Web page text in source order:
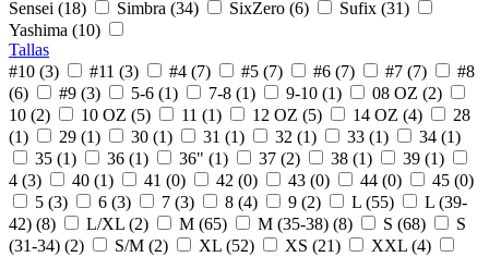
Sensei (18)
Simbra (34) SixZero (6)
Sufix (31)
Yashima (10)
Tallas
#10 (3)
#11 (3) #4 (7) #5 (7) #6 (7) #7 (7)
#8
(6)
#9 (3) 5-6 (1) 7-8 (1) 9-10 (1)
08 OZ (2)
10 (2)
10 OZ (5) 11 (1) 12 OZ (5) 14 OZ (4)
28
(1)
29 (1) 30 (1) 31 (1) 32 (1) 33 (1)
34 (1)
35 (1)
36 (1) 36" (1) 37 (2) 38 (1)
39 (1)
4 (3)
40 (1) 41 (0) 42 (0) 43 (0) 44 (0)
45 (0)
5 (3)
6 (3) 7 (3) 8 (4) 9 (2) L (55)
L (39-
42) (8)
L/XL (2) M (65) M (35-38) (8) S (68)
S
(31-34) (2)
S/M (2) XL (52) XS (21)
XXL (4)